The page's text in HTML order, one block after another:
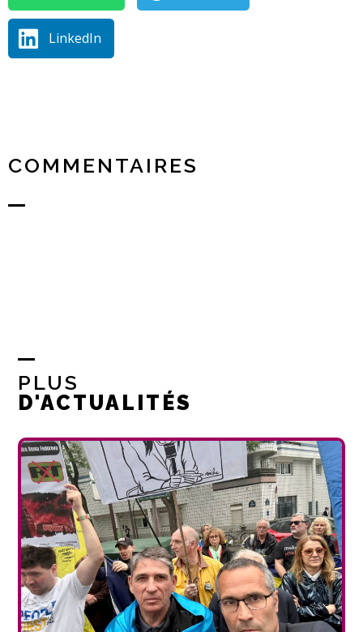
LinkedIn
COMMENTAIRES
PLUS
D'ACTUALITÉS